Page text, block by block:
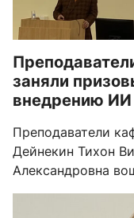
заняли
внедрению ИИ
Преподаватели
Дейнекин Тихон
Александровна
"Интеграция
образовательный